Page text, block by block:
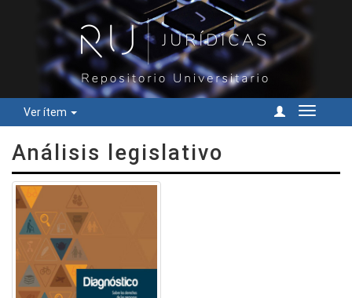
Ver ítem
Cambiar
Análisis legislativo